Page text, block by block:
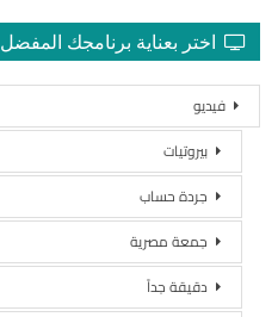
اختر بعناية برنامجك المفضل
فيديو
بيروتيات
جردة حساب
جمعة مصرية
دقيقة جداً